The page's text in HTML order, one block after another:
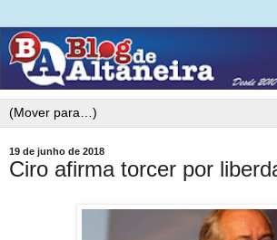
19 de junho de 2018
Ciro afirma torcer por